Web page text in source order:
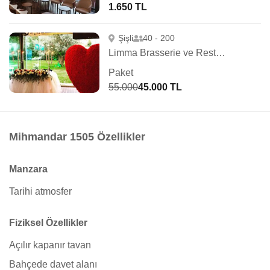
1.650 TL
Şişli 40 - 200
Limma Brasserie ve Restaurant
Paket
55.00045.000 TL
Mihmandar 1505 Özellikler
Manzara
Tarihi atmosfer
Fiziksel Özellikler
Açılır kapanır tavan
Bahçede davet alanı